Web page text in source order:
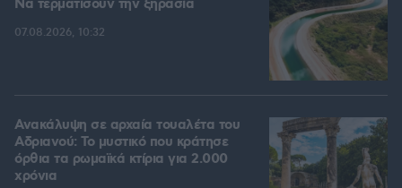
Να τερματίσουν την ξηρασία
07.08.2026, 10:32
Ανακάλυψη σε αρχαία τουαλέτα του
Αδριανού: Το μυστικό που κράτησε
όρθια τα ρωμαϊκά κτίρια για 2.000
χρόνια